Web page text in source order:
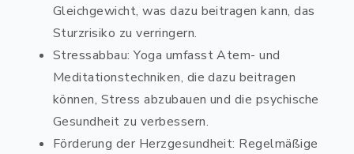
Gleichgewicht, was dazu beitragen kann, das
Sturzrisiko zu verringern.
Stressabbau: Yoga umfasst Atem- und
Meditationstechniken, die dazu beitragen
können, Stress abzubauen und die psychische
Gesundheit zu verbessern.
Förderung der Herzgesundheit: Regelmäßige